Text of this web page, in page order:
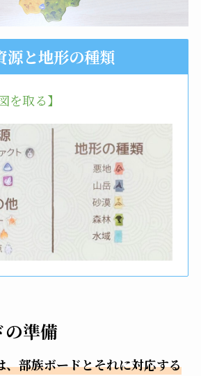
源と地形の種類
を取る】
準備
、部族ボードとそれに対応する